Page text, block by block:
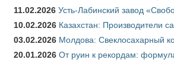
11.02.2026 Усть-Лабинский завод
10.02.2026 Казахстан: Производители
03.02.2026 Молдова: Свеклосахарный
20.01.2026 От руин к рекордам: